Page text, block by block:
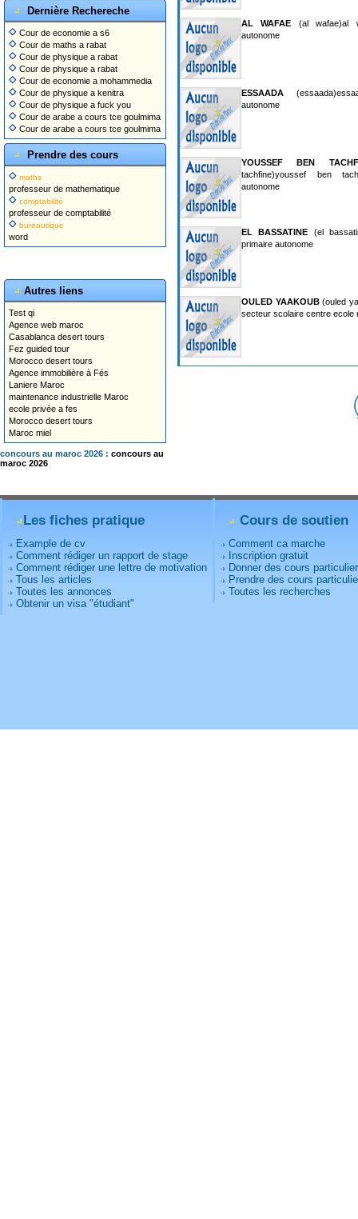
Dernière Rechereche
Cour de economie a s6
Cour de maths a rabat
Cour de physique a rabat
Cour de physique a rabat
Cour de economie a mohammedia
Cour de physique a kenitra
Cour de physique a fuck you
Cour de arabe a cours tce goulmima
Cour de arabe a cours tce goulmima
Prendre des cours
maths
professeur de mathematique
comptabilité
professeur de comptabilité
bureautique
word
Autres liens
Test qi
Agence web maroc
Casablanca desert tours
Fez guided tour
Morocco desert tours
Agence immobilière à Fés
Laniere Maroc
maintenance industrielle Maroc
ecole privée a fes
Morocco desert tours
Maroc miel
concours au maroc 2026 : concours au
maroc 2026
AL WAFAE (al wafae)al
autonome
ESSAADA
autonome
YOUSSEF BEN
tachfine)youssef ben
autonome
EL BASSATINE (el
primaire autonome
OULED YAAKOUB(ouled
secteur scolaire centre ecole
Les fiches pratique
Example de cv
Comment rédiger un rapport de stage
Comment rédiger une lettre de motivation
Tous les articles
Toutes les annonces
Obtenir un visa "étudiant"
Cours de soutien
Comment ca marche
Inscription gratuit
Donner des cours
Prendre des cours
Toutes les recherches